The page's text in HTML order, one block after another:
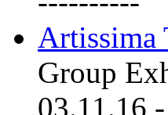
Artissima
Group
03.11.16 -